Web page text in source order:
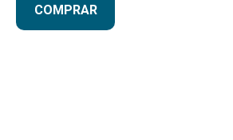
COMPRAR